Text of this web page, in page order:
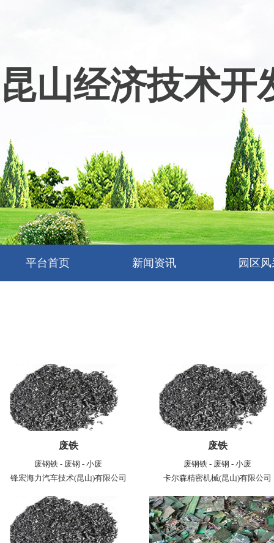
昆山经济技术开
平台首页 新闻资讯 园区
废铁
废钢铁 - 废钢 - 小废
锋宏海力汽车技术(昆山)有限公司
废铁
废钢铁 - 废钢 - 小废
卡尔森精密机械(昆山)有限公司